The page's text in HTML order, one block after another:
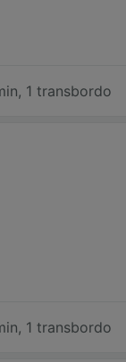
, 1 transbordo
, 1 transbordo